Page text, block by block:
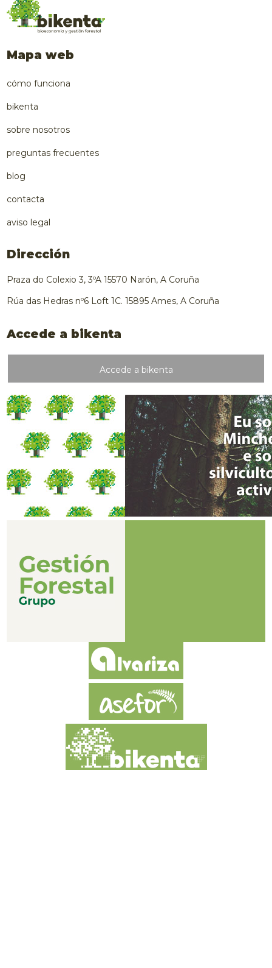
Mapa web
cómo funciona
bikenta
sobre nosotros
preguntas frecuentes
blog
contacta
aviso legal
Dirección
Praza do Colexio 3, 3ºA 15570 Narón, A Coruña
Rúa das Hedras nº6 Loft 1C. 15895 Ames, A Coruña
Accede a bikenta
Accede a bikenta